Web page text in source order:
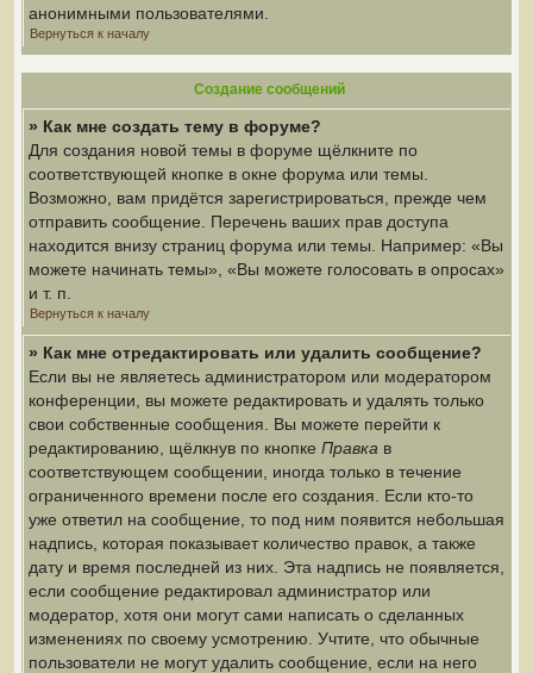
анонимными пользователями.
Вернуться к началу
Создание сообщений
» Как мне создать тему в форуме?
Для создания новой темы в форуме щёлкните по
соответствующей кнопке в окне форума или темы.
Возможно, вам придётся зарегистрироваться, прежде чем
отправить сообщение. Перечень ваших прав доступа
находится внизу страниц форума или темы. Например: «Вы
можете начинать темы», «Вы можете голосовать в опросах»
и т. п.
Вернуться к началу
» Как мне отредактировать или удалить сообщение?
Если вы не являетесь администратором или модератором
конференции, вы можете редактировать и удалять только
свои собственные сообщения. Вы можете перейти к
редактированию, щёлкнув по кнопке Правка в
соответствующем сообщении, иногда только в течение
ограниченного времени после его создания. Если кто-то
уже ответил на сообщение, то под ним появится небольшая
надпись, которая показывает количество правок, а также
дату и время последней из них. Эта надпись не появляется,
если сообщение редактировал администратор или
модератор, хотя они могут сами написать о сделанных
изменениях по своему усмотрению. Учтите, что обычные
пользователи не могут удалить сообщение, если на него